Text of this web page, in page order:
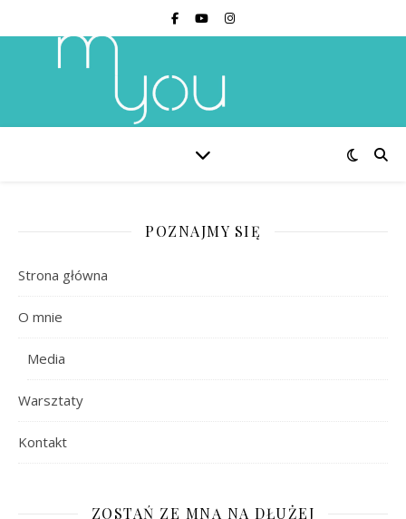
POZNAJMY SIĘ
Strona główna
O mnie
Media
Warsztaty
Kontakt
ZOSTAŃ ZE MNĄ NA DŁUŻEJ